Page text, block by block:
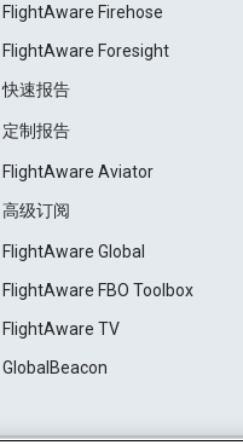
FlightAware Firehose
FlightAware Foresight
快速报告
定制报告
FlightAware Aviator
高级订阅
FlightAware Global
FlightAware FBO Toolbox
FlightAware TV
GlobalBeacon